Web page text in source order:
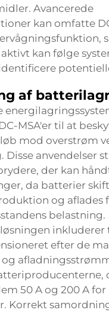
Avancerede
kan omfatte
kan følge
af
MSA'er til at
mod overstrøm
Disse anvendelser
der kan
da batterier
og aflades
belastning.
inkluderer
efter de
50 A og 200 A
Korrekt